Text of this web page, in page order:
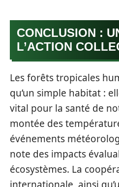
CONCLUSION :
L’ACTION
Les forêts tropicales
qu’un simple habitat :
vital pour la santé de
montée des
événements
note des impacts
écosystèmes. La